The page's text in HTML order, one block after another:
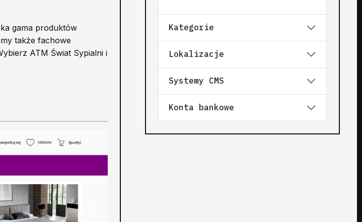
gama produktów
także fachowe
ATM Świat Sypialni i
Kategorie
Lokalizacje
Systemy CMS
Konta bankowe